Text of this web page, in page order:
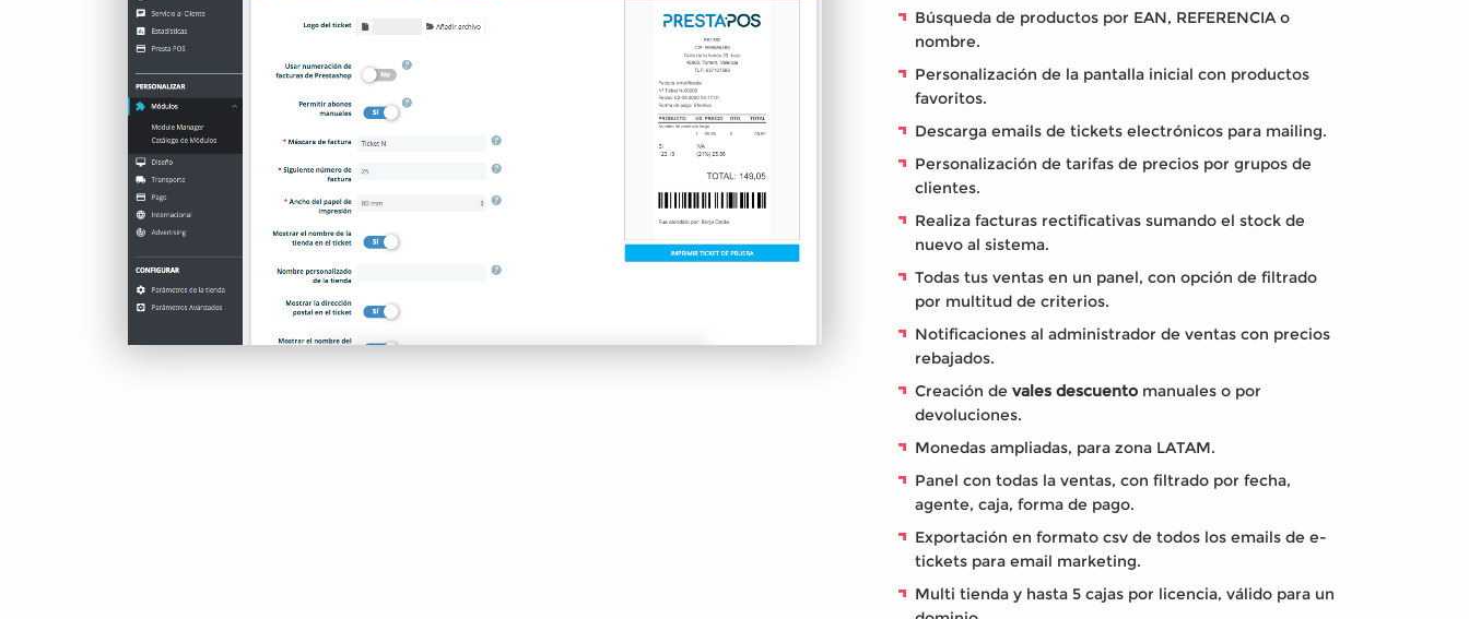
Búsqueda de productos por EAN, REFERENCIA o
nombre.
Personalización de la pantalla inicial con productos
favoritos.
Descarga emails de tickets electrónicos para mailing.
Personalización de tarifas de precios por grupos de
clientes.
Realiza facturas rectificativas sumando el stock de
nuevo al sistema.
Todas tus ventas en un panel, con opción de filtrado
por multitud de criterios.
Notificaciones al administrador de ventas con precios
rebajados.
Creación de vales descuento manuales o por
devoluciones.
Monedas ampliadas, para zona LATAM.
Panel con todas la ventas, con filtrado por fecha,
agente, caja, forma de pago.
Exportación en formato csv de todos los emails de e-
tickets para email marketing.
Multi tienda y hasta 5 cajas por licencia, válido para un